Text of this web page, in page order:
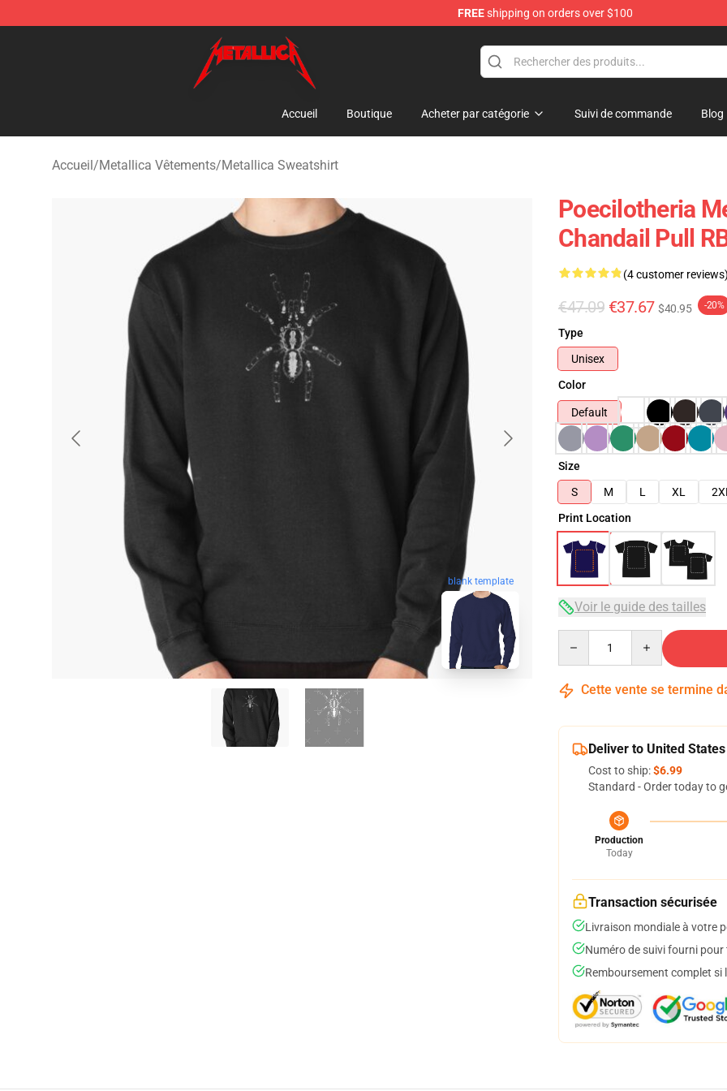
FREEshipping on orders over $100
Metallica Store - Official Metallica Merchandise Shop
Accueil Boutique Acheter par catégorie Suivi de commande Blog
Accueil/Metallica Vêtements/Metallica Sweatshirt
blank template
Poecilotheria
Chandail Pull
(4 customer
€47.09 €37.67 $40.95 -20%
Type
Unisex
Color
Default
Size
S
M L XL
Print Location
Voir le guide des tailles
Cette vente se termine
Deliver to United States
Cost to ship:$6.99
Standard - Order today to
Production
Today
Transaction sécurisée
Livraison mondiale à votre
Numéro de suivi fourni pour
Remboursement complet si